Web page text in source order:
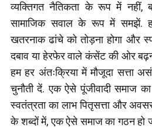
व्यक्तिगत नैतिकता के रूप में नहीं,
सामाजिक सवाल के रूप में समझें.
खतरनाक ढांचे को तोड़ना होगा और
दबाव या हेरफेर वाले कंसेंट की ओर
हम हर अंतःक्रिया में मौजूदा सत्ता
चुनौती दें. एक ऐसे पूंजीवादी समाज
स्वतंत्रता का लाभ पितृसत्ता और
के शब्दों में, एक ऐसे समाज का गठन हो